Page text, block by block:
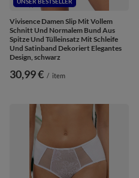
Vivisence Damen Slip Mit Vollem
Schnitt Und Normalem Bund Aus
Spitze Und Tülleinsatz Mit Schleife
Und Satinband Dekoriert Elegantes
Design, schwarz
30,99 € / item